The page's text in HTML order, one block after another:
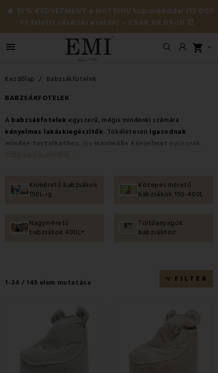
🔥 10% KEDVEZMÉNY a HOT10HU kuponkóddal (12 000
Ft feletti vásárlás esetén) – CSAK 08.09-IG ⏰
 shopping_cart 
Kezdőlap
Babzsákfotelek
BABZSÁKFOTELEK
A babzsákfotelek egyszerű, mégis mindenki számára
kényelmes lakáskiegészítők. Tökéletesen igazodnak
minden testalkathoz , így maximális kényelmet nyújtanak.
Használatuk nem korlátozódik csupán a
legmagasabb szintet éri el. Nemcsak kicsiknek, hanem
TÖBB MEGJELENÍTÉSE...
Kisméretű babzsákok
150L-ig
Közepes méretű
babzsákok 150-400L
Nagyméretű
babzsákok 400L+
Töltőanyagok
babzsákhoz
filter_list FILTER
1-24 / 145 elem mutatása